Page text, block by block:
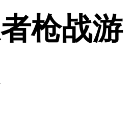
枪战游